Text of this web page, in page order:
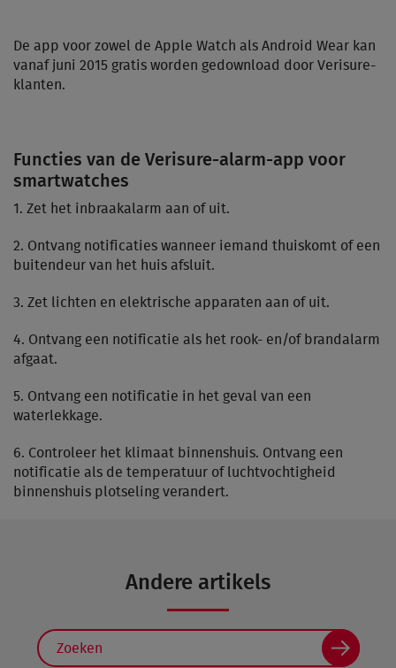
De app voor zowel de Apple Watch als Android Wear kan
vanaf juni 2015 gratis worden gedownload door Verisure-
klanten.
Functies van de Verisure-alarm-app voor
smartwatches
1. Zet het inbraakalarm aan of uit.
2. Ontvang notificaties wanneer iemand thuiskomt of een
buitendeur van het huis afsluit.
3. Zet lichten en elektrische apparaten aan of uit.
4. Ontvang een notificatie als het rook- en/of brandalarm
afgaat.
5. Ontvang een notificatie in het geval van een
waterlekkage.
6. Controleer het klimaat binnenshuis. Ontvang een
notificatie als de temperatuur of luchtvochtigheid
binnenshuis plotseling verandert.
Andere artikels